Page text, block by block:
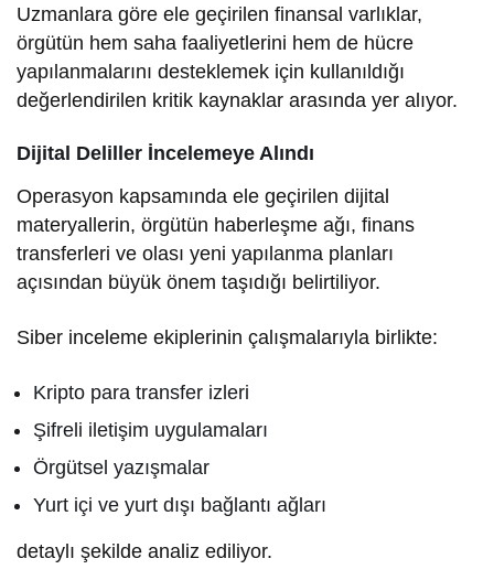
Uzmanlara göre ele geçirilen finansal varlıklar,
örgütün hem saha faaliyetlerini hem de hücre
yapılanmalarını desteklemek için kullanıldığı
değerlendirilen kritik kaynaklar arasında yer alıyor.
Dijital Deliller İncelemeye Alındı
Operasyon kapsamında ele geçirilen dijital
materyallerin, örgütün haberleşme ağı, finans
transferleri ve olası yeni yapılanma planları
açısından büyük önem taşıdığı belirtiliyor.
Siber inceleme ekiplerinin çalışmalarıyla birlikte:
Kripto para transfer izleri
Şifreli iletişim uygulamaları
Örgütsel yazışmalar
Yurt içi ve yurt dışı bağlantı ağları
detaylı şekilde analiz ediliyor.